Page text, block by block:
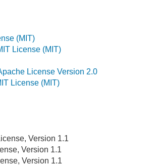
(MIT)
License (MIT)
License Version 2.0
License (MIT)
Version 1.1
Version 1.1
Version 1.1